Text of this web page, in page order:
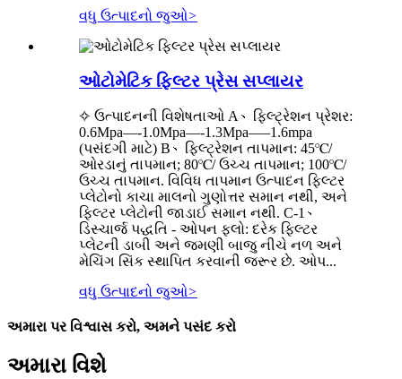
વધુ ઉત્પાદનો જુઓ>
ઓટોમેટિક ફિલ્ટર પ્રેસ સપ્લાયર
✧ ઉત્પાદનની વિશેષતાઓ A、ફિલ્ટ્રેશન પ્રેશર:
0.6Mpa—-1.0Mpa—-1.3Mpa—–1.6mpa
(પસંદગી માટે) B、ફિલ્ટ્રેશન તાપમાન: 45℃/
ઓરડાનું તાપમાન; 80℃/ ઉચ્ચ તાપમાન; 100℃/
ઉચ્ચ તાપમાન. વિવિધ તાપમાન ઉત્પાદન ફિલ્ટર
પ્લેટોનો કાચા માલનો ગુણોત્તર સમાન નથી, અને
ફિલ્ટર પ્લેટોની જાડાઈ સમાન નથી. C-1、
ડિસ્ચાર્જ પદ્ધતિ - ઓપન ફ્લો: દરેક ફિલ્ટર
પ્લેટની ડાબી અને જમણી બાજુ નીચે નળ અને
મેચિંગ સિંક સ્થાપિત કરવાની જરૂર છે. ઓપ...
વધુ ઉત્પાદનો જુઓ>
અમારા પર વિશ્વાસ કરો, અમને પસંદ કરો
અમારા વિશે